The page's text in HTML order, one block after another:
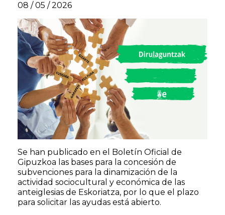
08 / 05 / 2026
Se han publicado en el Boletín Oficial de
Gipuzkoa las bases para la concesión de
subvenciones para la dinamización de la
actividad sociocultural y económica de las
anteiglesias de Eskoriatza, por lo que el plazo
para solicitar las ayudas está abierto.